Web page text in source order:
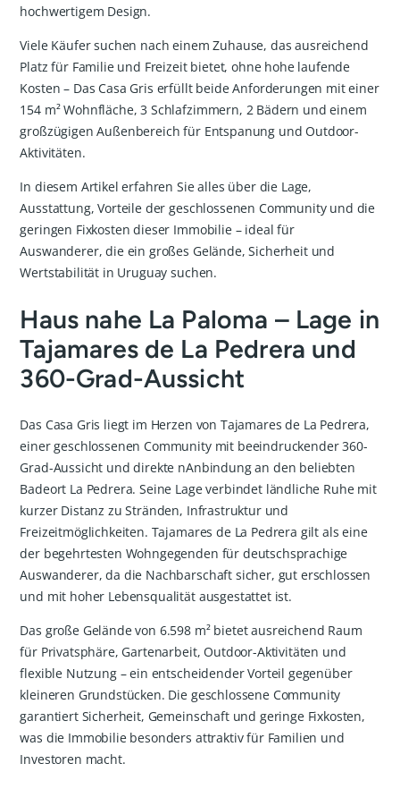
hochwertigem Design.
Viele Käufer suchen nach einem Zuhause, das ausreichend
Platz für Familie und Freizeit bietet, ohne hohe laufende
Kosten – Das Casa Gris erfüllt beide Anforderungen mit einer
154 m² Wohnfläche, 3 Schlafzimmern, 2 Bädern und einem
großzügigen Außenbereich für Entspanung und Outdoor-
Aktivitäten.
In diesem Artikel erfahren Sie alles über die Lage,
Ausstattung, Vorteile der geschlossenen Community und die
geringen Fixkosten dieser Immobilie – ideal für
Auswanderer, die ein großes Gelände, Sicherheit und
Wertstabilität in Uruguay suchen.
Haus nahe La Paloma – Lage in
Tajamares de La Pedrera und
360-Grad-Aussicht
Das Casa Gris liegt im Herzen von Tajamares de La Pedrera,
einer geschlossenen Community mit beeindruckender 360-
Grad-Aussicht und direkte nAnbindung an den beliebten
Badeort La Pedrera. Seine Lage verbindet ländliche Ruhe mit
kurzer Distanz zu Stränden, Infrastruktur und
Freizeitmöglichkeiten. Tajamares de La Pedrera gilt als eine
der begehrtesten Wohngegenden für deutschsprachige
Auswanderer, da die Nachbarschaft sicher, gut erschlossen
und mit hoher Lebensqualität ausgestattet ist.
Das große Gelände von 6.598 m² bietet ausreichend Raum
für Privatsphäre, Gartenarbeit, Outdoor-Aktivitäten und
flexible Nutzung – ein entscheidender Vorteil gegenüber
kleineren Grundstücken. Die geschlossene Community
garantiert Sicherheit, Gemeinschaft und geringe Fixkosten,
was die Immobilie besonders attraktiv für Familien und
Investoren macht.